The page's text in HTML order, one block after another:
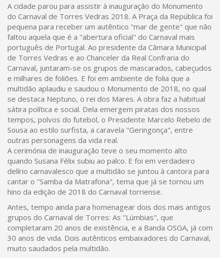
A cidade parou para assistir à inauguração do Monumento
do Carnaval de Torres Vedras 2018. A Praça da República foi
pequena para receber um autêntico "mar de gente" que não
faltou aquela que é a "abertura oficial" do Carnaval mais
português de Portugal. Ao presidente da Câmara Municipal
de Torres Vedras e ao Chanceler da Real Confraria do
Carnaval, juntaram-se os grupos de mascarados, cabeçudos
e milhares de foliões. E foi em ambiente de folia que a
multidão aplaudiu e saudou o Monumento de 2018, no qual
se destaca Neptuno, o rei dos Mares. A obra faz a habitual
sátira política e social. Dela emergem piratas dos nossos
tempos, polvos do futebol, o Presidente Marcelo Rebelo de
Sousa ao estilo surfista, a caravela "Geringonça", entre
outras personagens da vida real.
A cerimónia de inauguração teve o seu momento alto
quando Susana Félix subiu ao palco. E foi em verdadeiro
delírio carnavalesco que a multidão se juntou à cantora para
cantar o "Samba da Matrafona", tema que já se tornou um
hino da edição de 2018 do Carnaval torriense.
Antes, tempo ainda para homenagear dois dos mais antigos
grupos do Carnaval de Torres: As "Lúmbias", que
completaram 20 anos de existência, e a Banda OSGA, já com
30 anos de vida. Dois autênticos embaixadores do Carnaval,
muito saudados pela multidão.